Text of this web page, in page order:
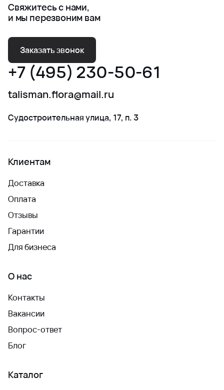
Свяжитесь с нами,
и мы перезвоним вам
Заказать звонок
+7 (495) 230-50-61
talisman.flora@mail.ru
Судостроительная улица, 17, п. 3
Клиентам
Доставка
Оплата
Отзывы
Гарантии
Для бизнеса
О нас
Контакты
Вакансии
Вопрос-ответ
Блог
Каталог